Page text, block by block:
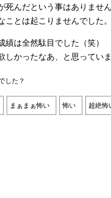
死んだという事はありません
ことは起こりませんでした。
績は全然駄目でした（笑）
しかったなあ、と思っていま
した？
まぁまぁ怖い 怖い 超絶怖